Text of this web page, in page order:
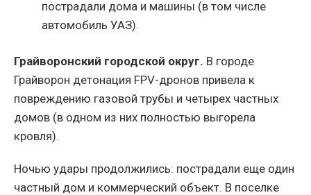
пострадали дома и машины (в том числе
автомобиль УАЗ).
Грайворонский городской округ. В городе
Грайворон детонация FPV-дронов привела к
повреждению газовой трубы и четырех частных
домов (в одном из них полностью выгорела
кровля).
Ночью удары продолжились: пострадали еще один
частный дом и коммерческий объект. В поселке